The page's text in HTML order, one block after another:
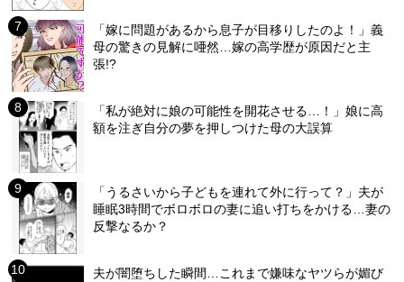
「嫁に問題があるから息子が目移りしたのよ！」義
母の驚きの見解に唖然…嫁の高学歴が原因だと主
張!?
「私が絶対に娘の可能性を開花させる…！」娘に高
額を注ぎ自分の夢を押しつけた母の大誤算
「うるさいから子どもを連れて外に行って？」夫が
睡眠3時間でボロボロの妻に追い打ちをかける…妻の
反撃なるか？
夫が闇堕ちした瞬間…これまで嫌味なヤツらが媚び